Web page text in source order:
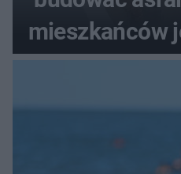
mieszkańców